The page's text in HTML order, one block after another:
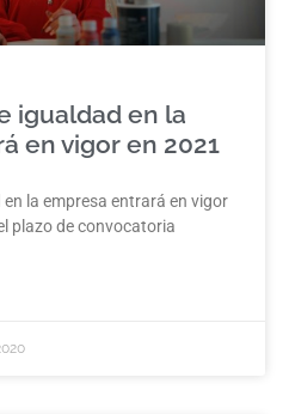
igualdad en la
en vigor en 2021
la empresa entrará en vigor
plazo de convocatoria